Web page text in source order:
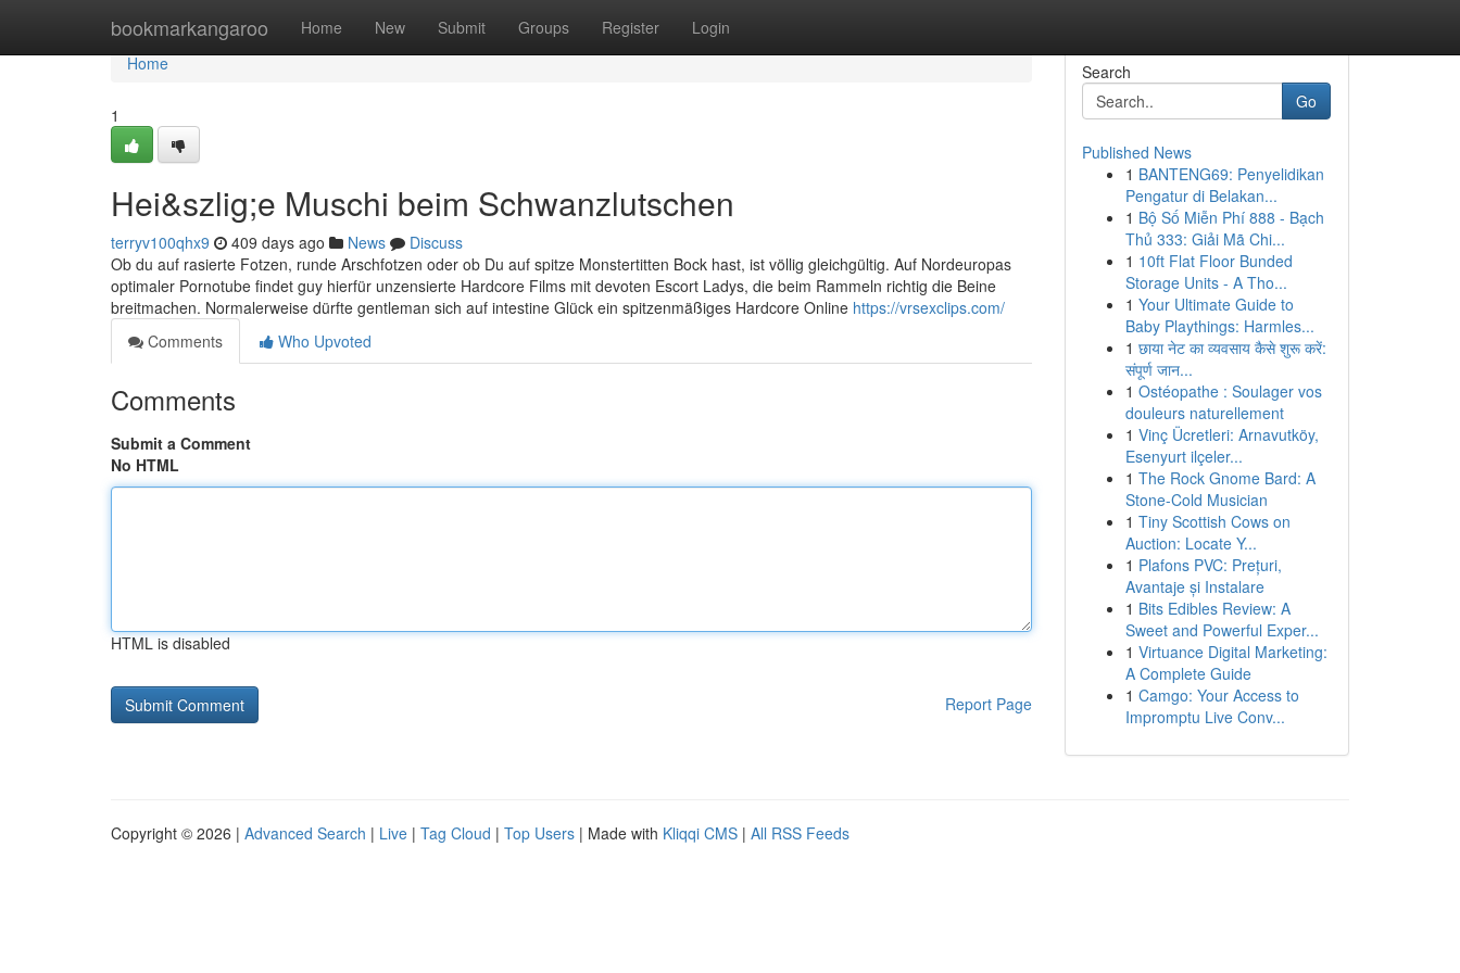
bookmarkangaroo Home New Submit Groups Register Login
Home
Home
1
Hei&szlig;e Muschi beim Schwanzlutschen
terryv100qhx9 409 days ago News
Discuss
Ob du auf rasierte Fotzen, runde Arschfotzen oder ob Du auf spitze Monstertitten Bock hast, ist völlig gleichgültig. Auf Nordeuropas
optimaler Pornotube findet guy hierfür unzensierte Hardcore Films mit devoten Escort Ladys, die beim Rammeln richtig die Beine
breitmachen. Normalerweise dürfte gentleman sich auf intestine Glück ein spitzenmäßiges Hardcore Online https://vrsexclips.com/
Comments
Who Upvoted
Comments
Submit a Comment
No HTML
HTML is disabled
Report Page
Search
Go
Published News
1 BANTENG69: Penyelidikan
Pengatur di Belakan...
1 Bộ Số Miễn Phí 888 - Bạch
Thủ 333: Giải Mã Chi...
1 10ft Flat Floor Bunded
Storage Units - A Tho...
1 Your Ultimate Guide to
Baby Playthings: Harmles...
1 छाया नेट का व्यवसाय कैसे शुरू करें:
संपूर्ण जान...
1 Ostéopathe : Soulager vos
douleurs naturellement
1 Vinç Ücretleri: Arnavutköy,
Esenyurt ilçeler...
1 The Rock Gnome Bard: A
Stone-Cold Musician
1 Tiny Scottish Cows on
Auction: Locate Y...
1 Plafons PVC: Prețuri,
Avantaje și Instalare
1 Bits Edibles Review: A
Sweet and Powerful Exper...
1 Virtuance Digital Marketing:
A Complete Guide
1 Camgo: Your Access to
Impromptu Live Conv...
Copyright © 2026 | Advanced Search | Live | Tag Cloud | Top Users | Made with Kliqqi CMS | All RSS Feeds